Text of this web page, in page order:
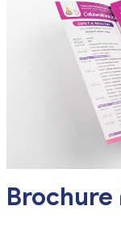
Brochure